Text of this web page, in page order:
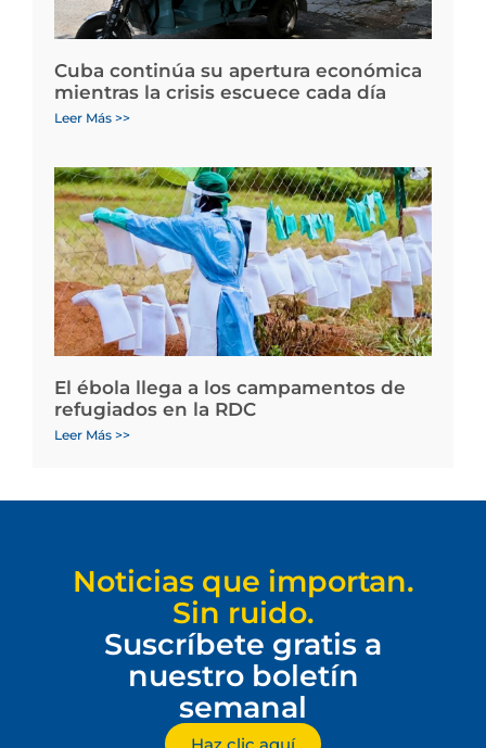
Cuba continúa su apertura económica
mientras la crisis escuece cada día
Leer Más >>
El ébola llega a los campamentos de
refugiados en la RDC
Leer Más >>
Noticias que importan.
Sin ruido.
Suscríbete gratis a
nuestro boletín
semanal